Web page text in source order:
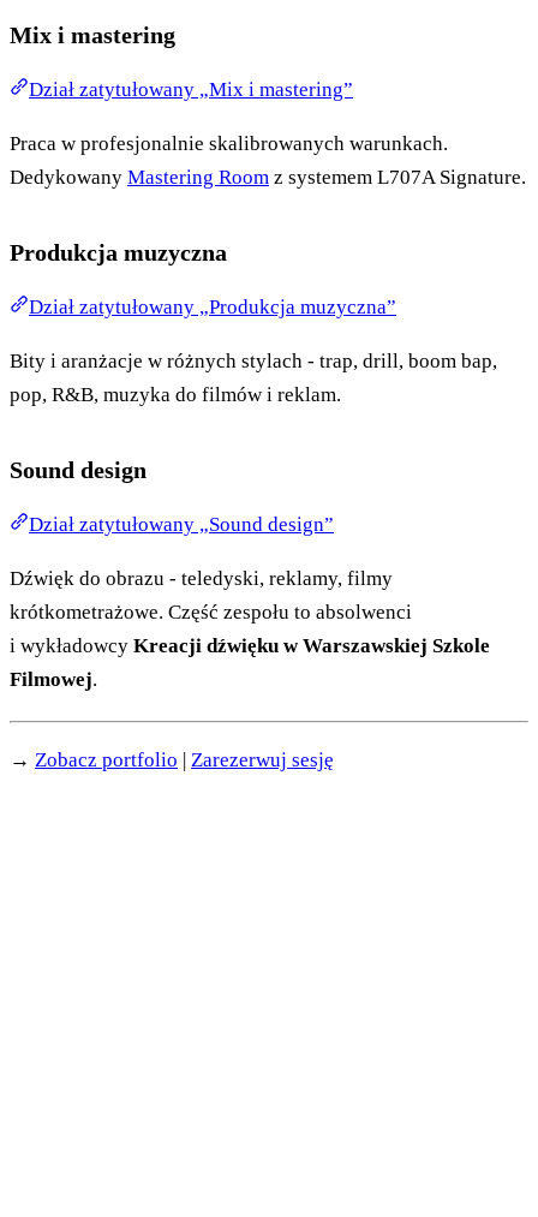
Mix i mastering
Dział zatytułowany „Mix i mastering”
Praca w profesjonalnie skalibrowanych warunkach.
Dedykowany Mastering Room z systemem L707A Signature.
Produkcja muzyczna
Dział zatytułowany „Produkcja muzyczna”
Bity i aranżacje w różnych stylach - trap, drill, boom bap,
pop, R&B, muzyka do filmów i reklam.
Sound design
Dział zatytułowany „Sound design”
Dźwięk do obrazu - teledyski, reklamy, filmy
krótkometrażowe. Część zespołu to absolwenci
i wykładowcy Kreacji dźwięku w Warszawskiej Szkole
Filmowej.
→ Zobacz portfolio | Zarezerwuj sesję